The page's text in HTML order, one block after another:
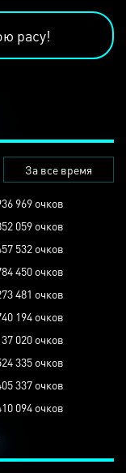
расу!
За все время
969 очков
059 очков
532 очков
450 очков
481 очков
194 очков
020 очков
335 очков
337 очков
094 очков